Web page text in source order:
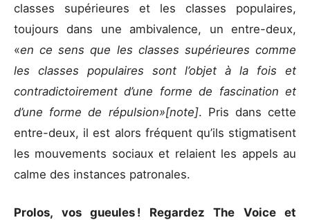
classes supérieures et les classes populaires,
toujours dans une ambivalence, un entre-deux,
«en ce sens que les classes supérieures comme
les classes populaires sont l’objet à la fois et
contradictoirement d’une forme de fascination et
d’une forme de répulsion»[note]. Pris dans cette
entre-deux, il est alors fréquent qu’ils stigmatisent
les mouvements sociaux et relaient les appels au
calme des instances patronales.
Prolos, vos gueules ! Regardez The Voice et